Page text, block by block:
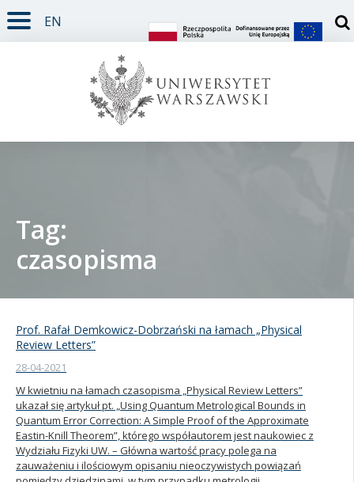
TREŚĆ STRONY
MENU GŁÓWNE
WYSZUKIWARKA
SOCIAL MEDIA
STOPKA STRONY
EN
Student
Pracownik
Kandydat
Absolwent
Tag:
czasopisma
Prof. Rafał Demkowicz-Dobrzański na łamach „Physical
Review Letters”
28-04-2021
W kwietniu na łamach czasopisma „Physical Review Letters”
ukazał się artykuł pt. „Using Quantum Metrological Bounds in
Quantum Error Correction: A Simple Proof of the Approximate
Eastin-Knill Theorem”, którego współautorem jest naukowiec z
Wydziału Fizyki UW. – Główna wartość pracy polega na
zauważeniu i ilościowym opisaniu nieoczywistych powiązań